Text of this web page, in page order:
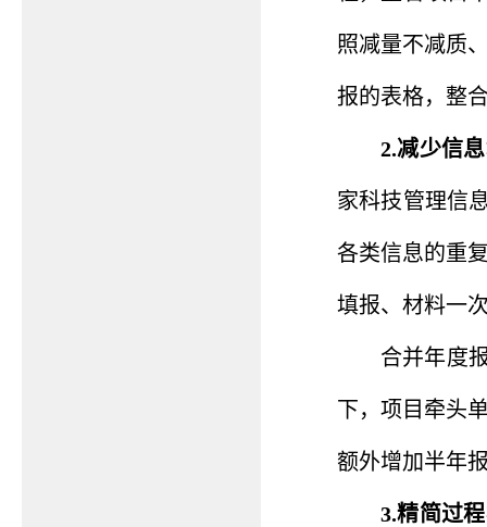
照减量不减质
报的表格，整
2.减少信
家科技管理信
各类信息的重
填报、材料一
合并年度
下，项目牵头
额外增加半年
3.精简过